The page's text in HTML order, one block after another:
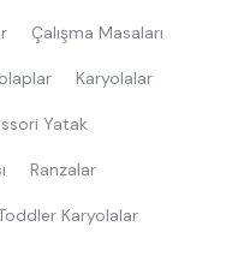
Çalışma Masaları
Karyolalar
Yatak
Ranzalar
Karyolalar